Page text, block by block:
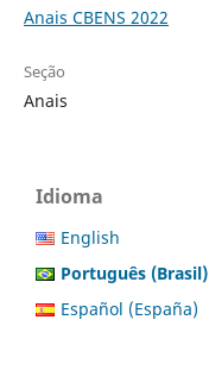
Anais CBENS 2022
Seção
Anais
Idioma
English
Português (Brasil)
Español (España)